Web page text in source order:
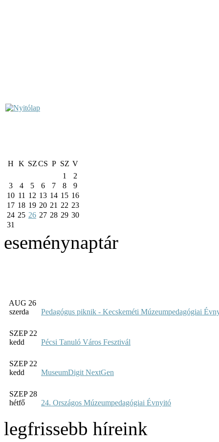
H K SZCS P SZ V
1
2
3
4 5 6 7 8
9
10 11 12 13 14 15 16
17 18 19 20 21 22 23
24 25 26 27 28 29 30
31
eseménynaptár
AUG 26
szerda
Pedagógus piknik - Kecskeméti Múzeumpedagógiai
SZEP 22
kedd
Pécsi Tanuló Város Fesztivál
SZEP 22
kedd
MuseumDigit NextGen
SZEP 28
hétfő
24. Országos Múzeumpedagógiai Évnyitó
legfrissebb híreink